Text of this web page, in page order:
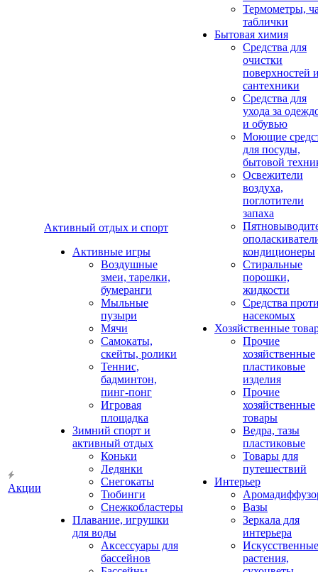
Акции
Активный отдых и спорт
Активные игры
Воздушные
змеи, тарелки,
бумеранги
Мыльные
пузыри
Мячи
Самокаты,
скейты, ролики
Теннис,
бадминтон,
пинг-понг
Игровая
площадка
Зимний спорт и
активный отдых
Коньки
Ледянки
Снегокаты
Тюбинги
Снежкобластеры
Плавание, игрушки
для воды
Аксессуары для
бассейнов
Термометры,
таблички
Бытовая химия
Средства для
очистки
поверхностей
сантехники
Средства для
ухода за
и обувью
Моющие
для посуды,
бытовой
Освежители
воздуха,
поглотители
запаха
кондиционеры
Стиральные
порошки,
жидкости
Средства
насекомых
Хозяйственные
Прочие
хозяйственные
пластиковые
изделия
Прочие
хозяйственные
товары
Ведра, тазы
пластиковые
Товары для
путешествий
Интерьер
Вазы
Зеркала для
интерьера
Искусственные
растения,